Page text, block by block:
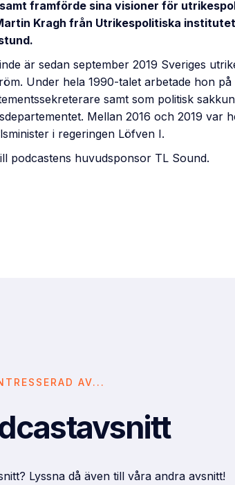
framförde sina visioner för
Kragh från Utrikespolitiska
är sedan september 2019 Sveriges
Under hela 1990-talet arbetade hon
samt som politisk
Mellan 2016 och 2019 var
i regeringen Löfven I.
podcastens huvudsponsor TL Sound.
AV...
Lyssna då även till våra andra avsnitt!